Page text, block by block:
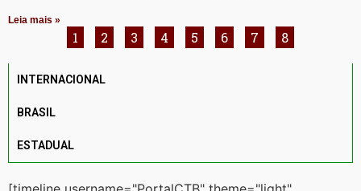
Leia mais »
1 2 3 4 5 6 7 8
INTERNACIONAL
BRASIL
ESTADUAL